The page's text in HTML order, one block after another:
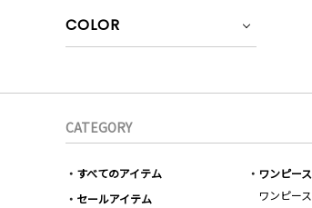
COLOR
CATEGORY
すべてのアイテム
セールアイテム
ワンピース
ワンピース